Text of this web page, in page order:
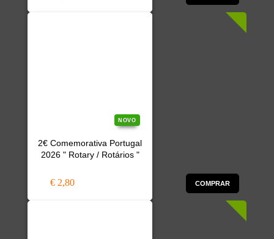
NOVO
2€ Comemorativa Portugal
2026 " Rotary / Rotários "
€ 2,80 COMPRAR